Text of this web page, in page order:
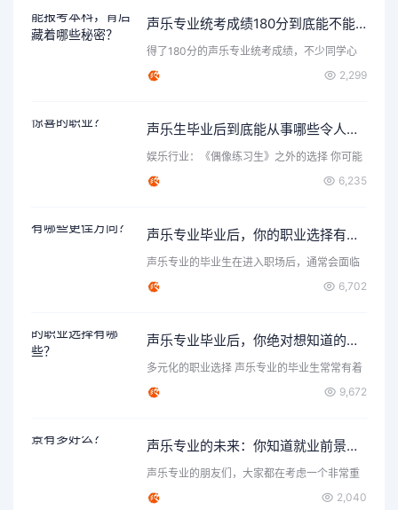
声乐专业统考成绩180分到底能不能报考本科，背后藏着哪些秘密？
得了180分的声乐专业统考成绩，不少同学心
里都会打个问号：这…
2,299
声乐生毕业后到底能从事哪些令人惊喜的职业？
娱乐行业：《偶像练习生》之外的选择 你可能
首先想到了成为歌手…
6,235
声乐专业毕业后，你的职业选择有哪些更佳方向？
声乐专业的毕业生在进入职场后，通常会面临
各种各样的选择和机遇…
6,702
声乐专业毕业后，你绝对想知道的职业选择有哪些？
多元化的职业选择 声乐专业的毕业生常常有着
丰富的表达力和创造…
9,672
声乐专业的未来：你知道就业前景有多好么？
声乐专业的朋友们，大家都在考虑一个非常重
要的问题，那就是声乐…
2,040